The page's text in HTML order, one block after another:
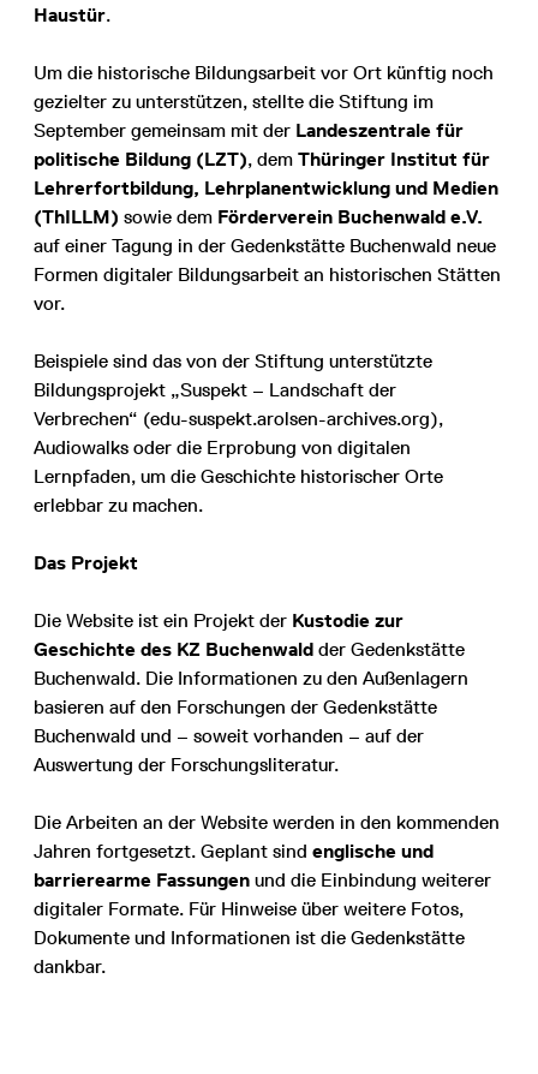
Haustür.
Um die historische Bildungsarbeit vor Ort künftig noch
gezielter zu unterstützen, stellte die Stiftung im
September gemeinsam mit der Landeszentrale für
politische Bildung (LZT), dem Thüringer Institut für
Lehrerfortbildung, Lehrplanentwicklung und Medien
(ThILLM) sowie dem Förderverein Buchenwald e.V.
auf einer Tagung in der Gedenkstätte Buchenwald neue
Formen digitaler Bildungsarbeit an historischen Stätten
vor.
Beispiele sind das von der Stiftung unterstützte
Bildungsprojekt „Suspekt – Landschaft der
Verbrechen“ (edu-suspekt.arolsen-archives.org),
Audiowalks oder die Erprobung von digitalen
Lernpfaden, um die Geschichte historischer Orte
erlebbar zu machen.
Das Projekt
Die Website ist ein Projekt der Kustodie zur
Geschichte des KZ Buchenwald der Gedenkstätte
Buchenwald. Die Informationen zu den Außenlagern
basieren auf den Forschungen der Gedenkstätte
Buchenwald und – soweit vorhanden – auf der
Auswertung der Forschungsliteratur.
Die Arbeiten an der Website werden in den kommenden
Jahren fortgesetzt. Geplant sind englische und
barrierearme Fassungen und die Einbindung weiterer
digitaler Formate. Für Hinweise über weitere Fotos,
Dokumente und Informationen ist die Gedenkstätte
dankbar.